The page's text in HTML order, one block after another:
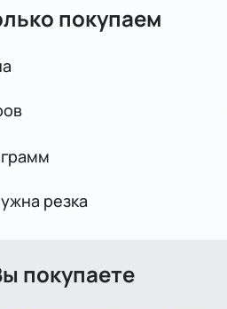
покупаем
резка
покупаете